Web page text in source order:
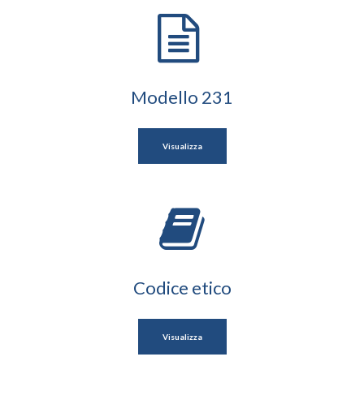
Modello 231
Visualizza
Codice etico
Visualizza